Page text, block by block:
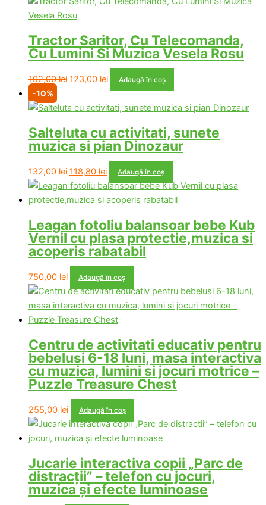
fost:
Tractor Saritor, Cu Telecomanda,
Cu Lumini Si Muzica Vesela Rosu
192,00lei Prețul
a
192,00 lei.
123,00 leiPrețul
curent
este:
Adaugă în coș
-10%
Salteluta cu activitati, sunete
muzica si pian Dinozaur
132,00lei Prețul
inițial
a
132,00 lei.
118,80 leiPrețul
curent
este:
Adaugă în coș
Leagan fotoliu balansoar bebe Kub
Vernil cu plasa protectie,muzica si
acoperis rabatabil
750,00 lei Adaugă în coș
Centru de activitati educativ pentru
bebelusi 6-18 luni, masa interactiva
cu muzica, lumini si jocuri motrice –
Puzzle Treasure Chest
255,00 lei Adaugă în coș
Jucarie interactiva copii „Parc de
distracții” – telefon cu jocuri,
muzica și efecte luminoase